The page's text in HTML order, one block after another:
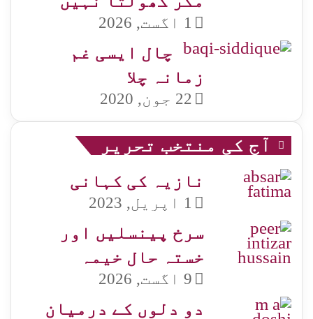
1 اگست, 2026
چال ایسی غم
زمانہ چلا
22 جون, 2020
آج کی منتخب تحریر
نازیہ کی کہانی
1 اپریل, 2023
سرخ پینسلیں اور
خستہ حال خیمہ
9 اگست, 2026
دو دلوں کے درمیان